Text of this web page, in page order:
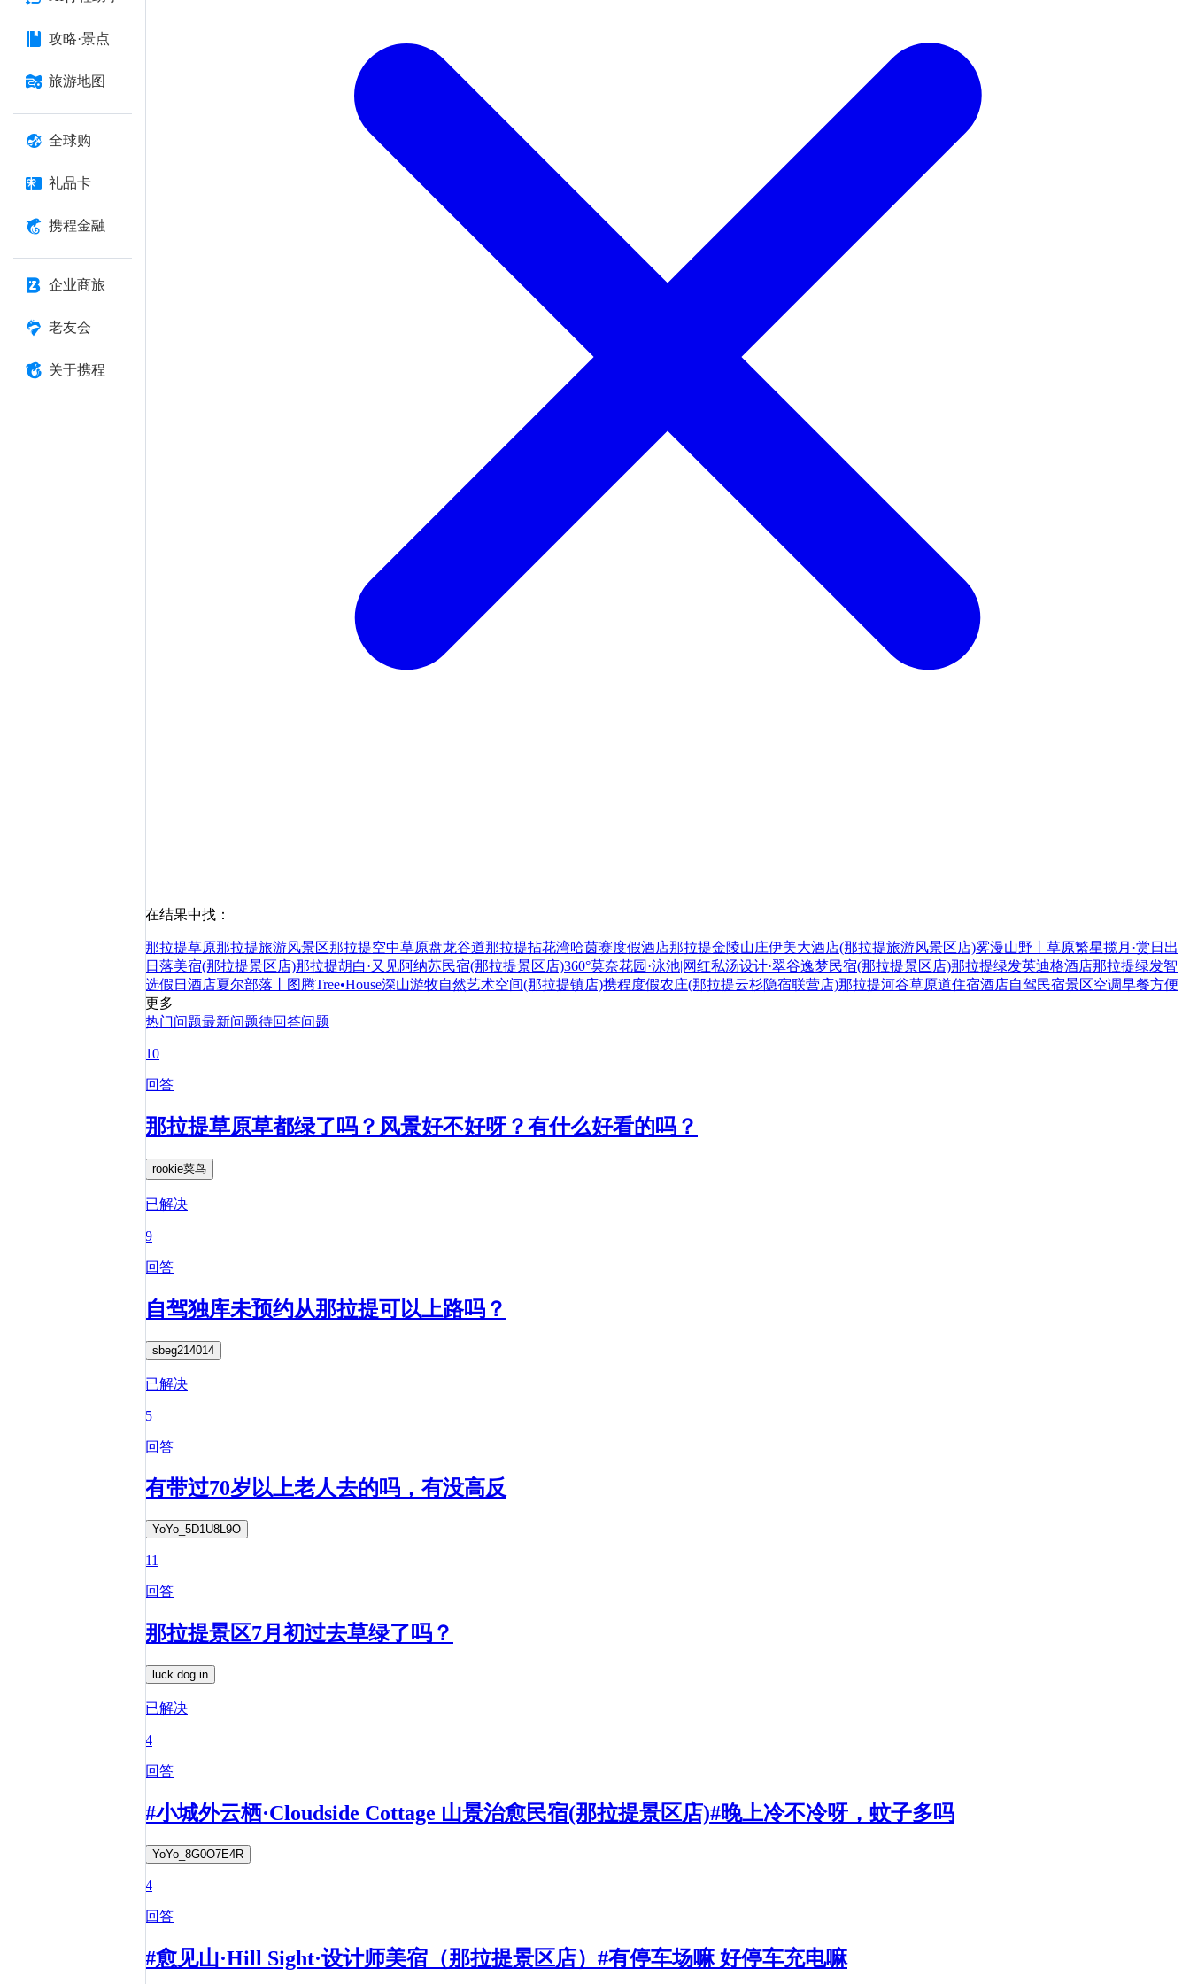
攻略·景点
旅游地图
全球购
礼品卡
携程金融
企业商旅
老友会
关于携程
在结果中找：
那拉提草原那拉提旅游风景区那拉提空中草原盘龙谷道那拉提拈花湾哈茵赛度假酒店那拉提金陵山庄伊美大酒店(那拉提旅游风景区店)雾漫山野丨草原繁星揽月·赏日出
日落美宿(那拉提景区店)那拉提胡白·又见阿纳苏民宿(那拉提景区店)360°莫奈花园·泳池|网红私汤设计·翠谷逸梦民宿(那拉提景区店)那拉提绿发英迪格酒店那拉提绿发智
选假日酒店夏尔部落丨图腾Tree•House深山游牧自然艺术空间(那拉提镇店)携程度假农庄(那拉提云杉隐宿联营店)那拉提河谷草原道住宿酒店自驾民宿景区空调早餐方便
更多
热门问题最新问题待回答问题
10
回答
那拉提草原草都绿了吗？风景好不好呀？有什么好看的吗？
rookie菜鸟
已解决
9
回答
自驾独库未预约从那拉提可以上路吗？
sbeg214014
已解决
5
回答
有带过70岁以上老人去的吗，有没高反
YoYo_5D1U8L9O
11
回答
那拉提景区7月初过去草绿了吗？
luck dog in
已解决
4
回答
#小城外云栖·Cloudside Cottage 山景治愈民宿(那拉提景区店)#晚上冷不冷呀，蚊子多吗
YoYo_8G0O7E4R
4
回答
#愈见山·Hill Sight·设计师美宿（那拉提景区店）#有停车场嘛 好停车充电嘛